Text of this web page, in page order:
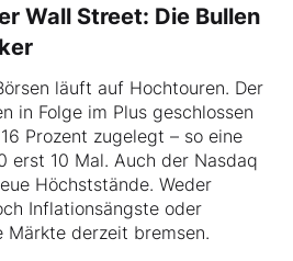
Wall Street: Die Bullen
läuft auf Hochtouren. Der
in Folge im Plus geschlossen
Prozent zugelegt – so eine
erst 10 Mal. Auch der Nasdaq
Höchststände. Weder
Inflationsängste oder
Märkte derzeit bremsen.